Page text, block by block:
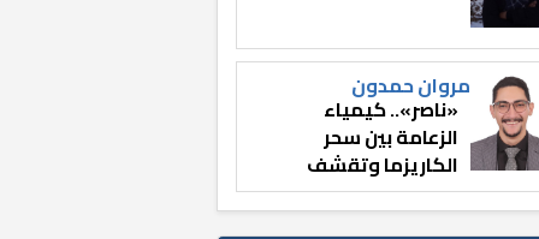
مروان حمدون
«ناصر».. كيمياء
الزعامة بين سحر
الكاريزما وتقشف
الثائر